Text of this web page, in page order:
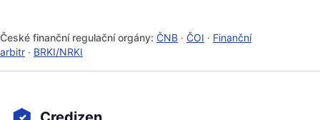
České finanční regulační orgány: ČNB · ČOI · Finanční
arbitr · BRKI/NRKI